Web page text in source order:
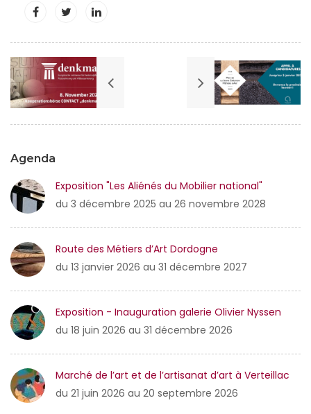
Agenda
Exposition "Les Aliénés du Mobilier national"
du 3 décembre 2025 au 26 novembre 2028
Route des Métiers d’Art Dordogne
du 13 janvier 2026 au 31 décembre 2027
Exposition - Inauguration galerie Olivier Nyssen
du 18 juin 2026 au 31 décembre 2026
Marché de l’art et de l’artisanat d’art à Verteillac
du 21 juin 2026 au 20 septembre 2026